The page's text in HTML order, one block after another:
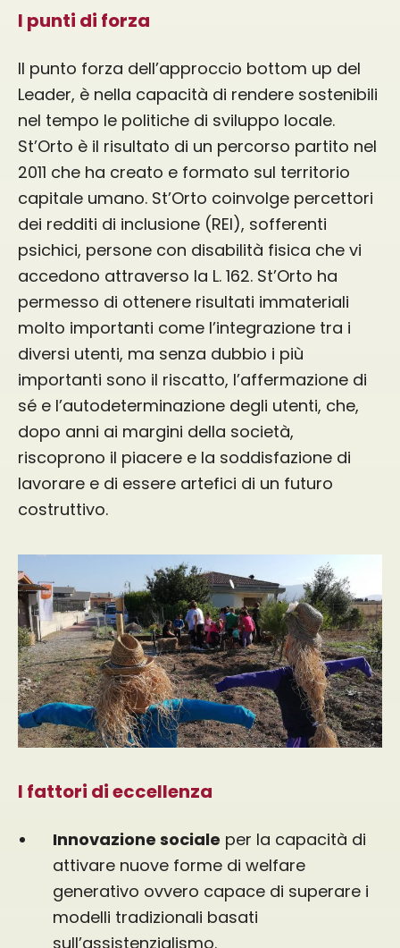
I punti di forza
Il punto forza dell’approccio bottom up del
Leader, è nella capacità di rendere sostenibili
nel tempo le politiche di sviluppo locale.
St’Orto è il risultato di un percorso partito nel
2011 che ha creato e formato sul territorio
capitale umano. St’Orto coinvolge percettori
dei redditi di inclusione (REI), sofferenti
psichici, persone con disabilità fisica che vi
accedono attraverso la L. 162. St’Orto ha
permesso di ottenere risultati immateriali
molto importanti come l’integrazione tra i
diversi utenti, ma senza dubbio i più
importanti sono il riscatto, l’affermazione di
sé e l’autodeterminazione degli utenti, che,
dopo anni ai margini della società,
riscoprono il piacere e la soddisfazione di
lavorare e di essere artefici di un futuro
costruttivo.
I fattori di eccellenza
Innovazione sociale per la capacità di
attivare nuove forme di welfare
generativo ovvero capace di superare i
modelli tradizionali basati
sull’assistenzialismo.